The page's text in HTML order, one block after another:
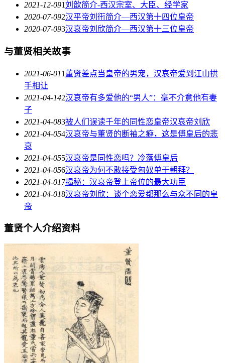
2021-12-091刘歆简介-西汉宗室、大臣、经学家
2020-07-092汉平帝刘衎简介—西汉第十四位皇帝
2020-07-093汉哀帝刘欣简介—西汉第十三位皇帝
与董贤相关故事
2021-06-011 董贤差点当皇帝的男宠，汉哀帝爱到江山拱
手相让
2021-04-142汉哀帝有多爱他的“男人”：毫不介意他有妻
子
2021-04-083被人们误读千年的同性恋皇帝汉哀帝刘欣
2021-04-054汉哀帝与董贤的断袖之癖，这是傅皇后的悲
哀
2021-04-055汉哀帝是同性恋吗？冷落傅皇后
2021-04-056汉哀帝为何不敢接受匈奴单于朝拜？
2021-04-017揭秘：汉哀帝登上帝位的最大功臣
2021-04-018汉哀帝刘欣：谈个恋爱都那么与众不同的皇
帝
董贤个人介绍资料